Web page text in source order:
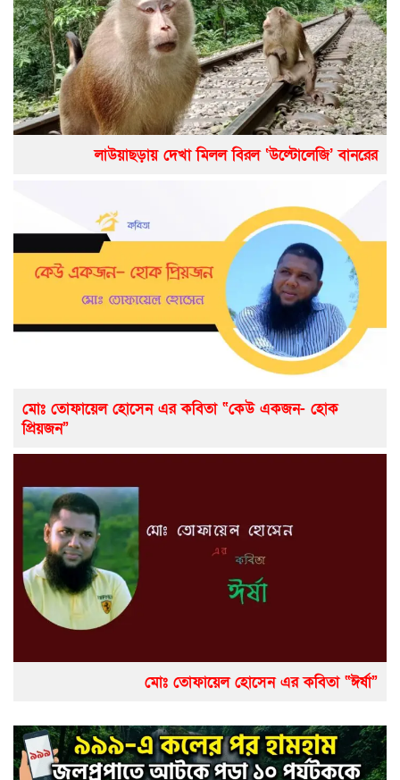
লাউয়াছড়ায় দেখা মিলল বিরল ‘উল্টোলেজি’ বানরের
মোঃ তোফায়েল হোসেন এর কবিতা “কেউ একজন- হোক
প্রিয়জন”
মোঃ তোফায়েল হোসেন এর কবিতা “ঈর্ষা”